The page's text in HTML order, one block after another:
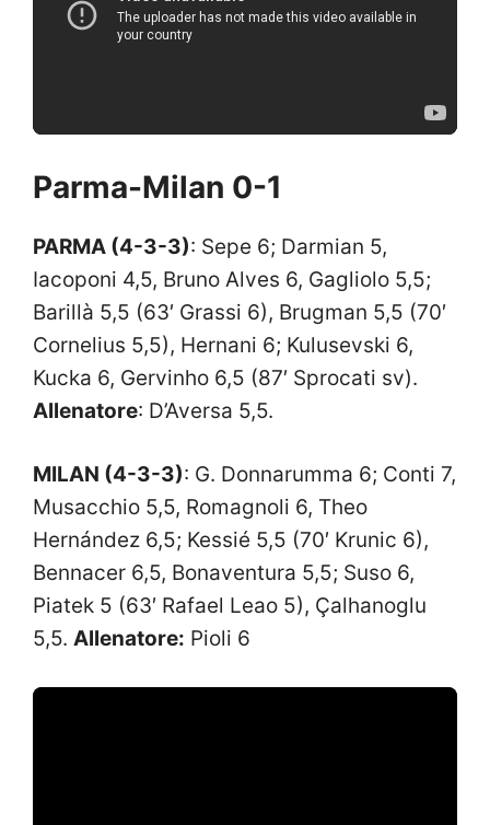
Parma-Milan 0-1
PARMA (4-3-3): Sepe 6; Darmian 5,
Iacoponi 4,5, Bruno Alves 6, Gagliolo 5,5;
Barillà 5,5 (63′ Grassi 6), Brugman 5,5 (70′
Cornelius 5,5), Hernani 6; Kulusevski 6,
Kucka 6, Gervinho 6,5 (87′ Sprocati sv).
Allenatore: D’Aversa 5,5.
MILAN (4-3-3): G. Donnarumma 6; Conti 7,
Musacchio 5,5, Romagnoli 6, Theo
Hernández 6,5; Kessié 5,5 (70′ Krunic 6),
Bennacer 6,5, Bonaventura 5,5; Suso 6,
Piatek 5 (63′ Rafael Leao 5), Çalhanoglu
5,5. Allenatore: Pioli 6